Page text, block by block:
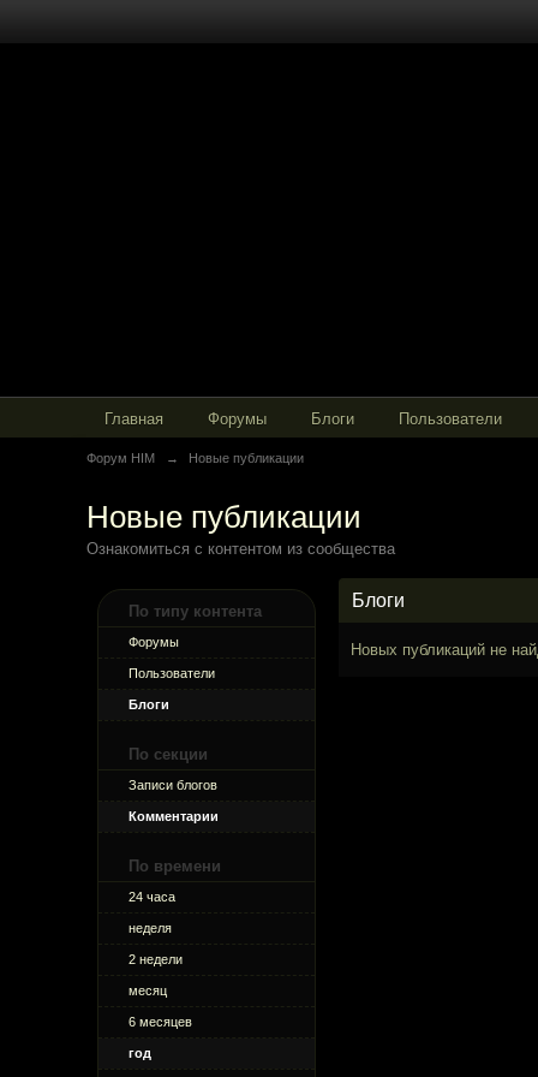
Главная Форумы Блоги Пользователи
Форум HIM → Новые публикации
Новые публикации
Ознакомиться с контентом из сообщества
По типу контента
Форумы
Пользователи
Блоги
По секции
Записи блогов
Комментарии
По времени
24 часа
неделя
2 недели
месяц
6 месяцев
год
Блоги
Новых публикаций не